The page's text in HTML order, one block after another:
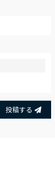
投稿する